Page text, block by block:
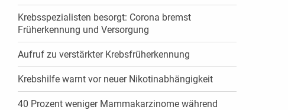
Krebsspezialisten besorgt: Corona bremst
Früherkennung und Versorgung
Aufruf zu verstärkter Krebsfrüherkennung
Krebshilfe warnt vor neuer Nikotinabhängigkeit
40 Prozent weniger Mammakarzinome während